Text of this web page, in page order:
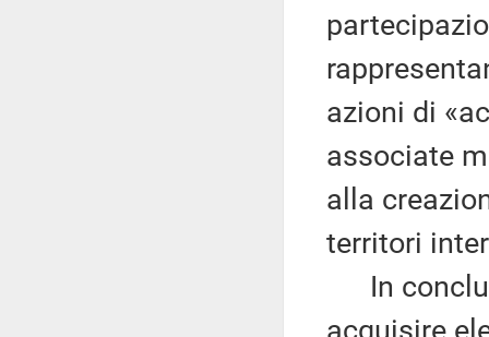
azioni di
associate
alla
territori
In